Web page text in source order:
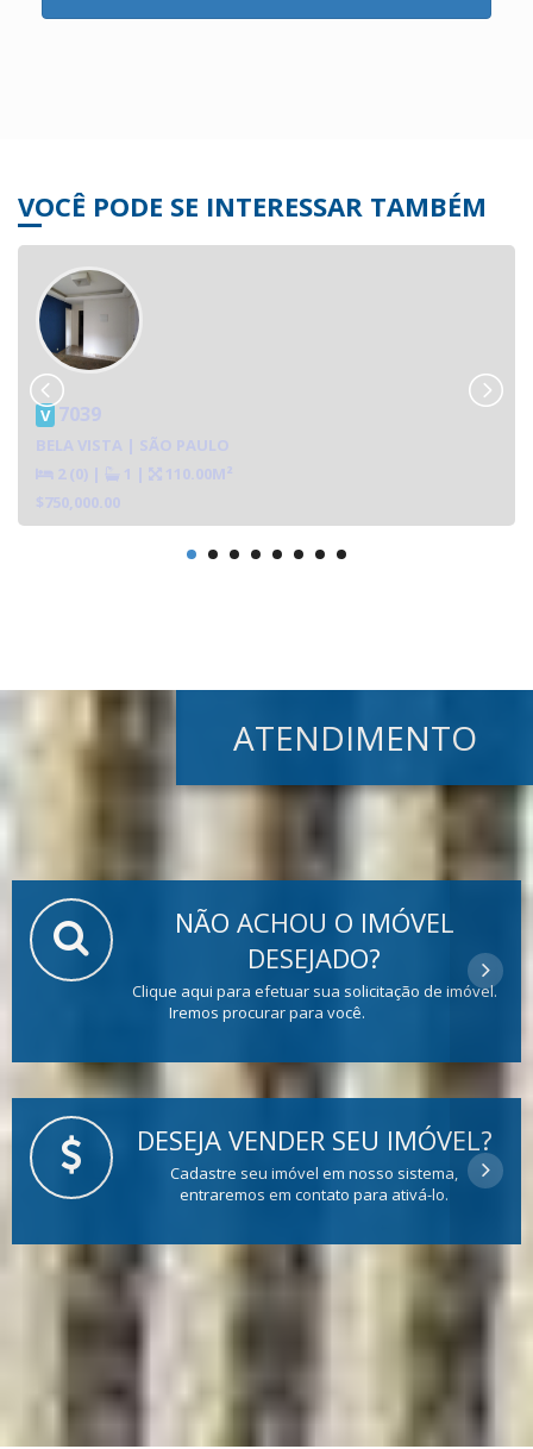
VOCÊ PODE SE INTERESSAR TAMBÉM
V 7039
BELA VISTA | SÃO PAULO
2 (0) | 1 |
110.00M²
$750,000.00
ATENDIMENTO
NÃO ACHOU O IMÓVEL
DESEJADO?
Clique aqui para efetuar sua solicitação de imóvel.
Iremos procurar para você.
DESEJA VENDER SEU IMÓVEL?
Cadastre seu imóvel em nosso sistema,
entraremos em contato para ativá-lo.